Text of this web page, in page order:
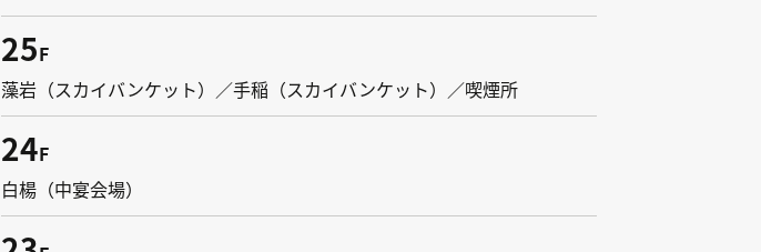
25F
藻岩（スカイバンケット）／手稲（スカイバンケット）／喫煙所
24F
白楊（中宴会場）